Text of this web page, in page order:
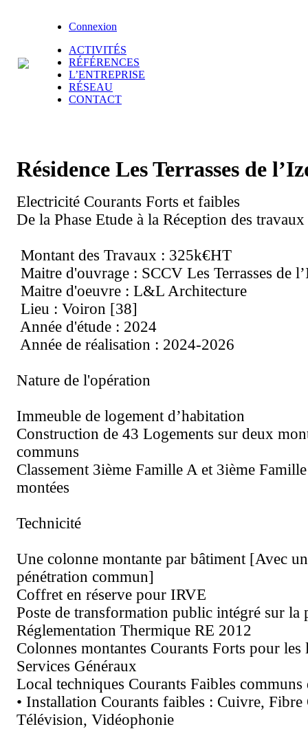
Connexion
ACTIVITÉS
RÉFÉRENCES
L’ENTREPRISE
RÉSEAU
CONTACT
Résidence Les Terrasses de
Electricité Courants Forts et faibles
De la Phase Etude à la Réception des travaux
Montant des Travaux : 325k€HT
Maitre d'ouvrage : SCCV Les Terrasses de
Maitre d'oeuvre : L&L Architecture
Lieu : Voiron [38]
Année d'étude : 2024
Année de réalisation : 2024-2026
Nature de l'opération
Immeuble de logement d’habitation
Construction de 43 Logements sur deux
communs
Classement 3ième Famille A et 3ième
montées
Technicité
Une colonne montante par bâtiment [Avec
pénétration commun]
Coffret en réserve pour IRVE
Poste de transformation public intégré sur la
Réglementation Thermique RE 2012
Colonnes montantes Courants Forts pour les
Services Généraux
Local techniques Courants Faibles communs
• Installation Courants faibles : Cuivre, Fibre
Télévision, Vidéophonie